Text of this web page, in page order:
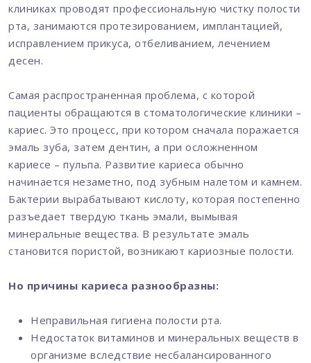
клиниках проводят профессиональную чистку полости
рта, занимаются протезированием, имплантацией,
исправлением прикуса, отбеливанием, лечением
десен.
Самая распространенная проблема, с которой
пациенты обращаются в стоматологические клиники –
кариес. Это процесс, при котором сначала поражается
эмаль зуба, затем дентин, а при осложненном
кариесе – пульпа. Развитие кариеса обычно
начинается незаметно, под зубным налетом и камнем.
Бактерии вырабатывают кислоту, которая постепенно
разъедает твердую ткань эмали, вымывая
минеральные вещества. В результате эмаль
становится пористой, возникают кариозные полости.
Но причины кариеса разнообразны:
Неправильная гигиена полости рта.
Недостаток витаминов и минеральных веществ в
организме вследствие несбалансированного